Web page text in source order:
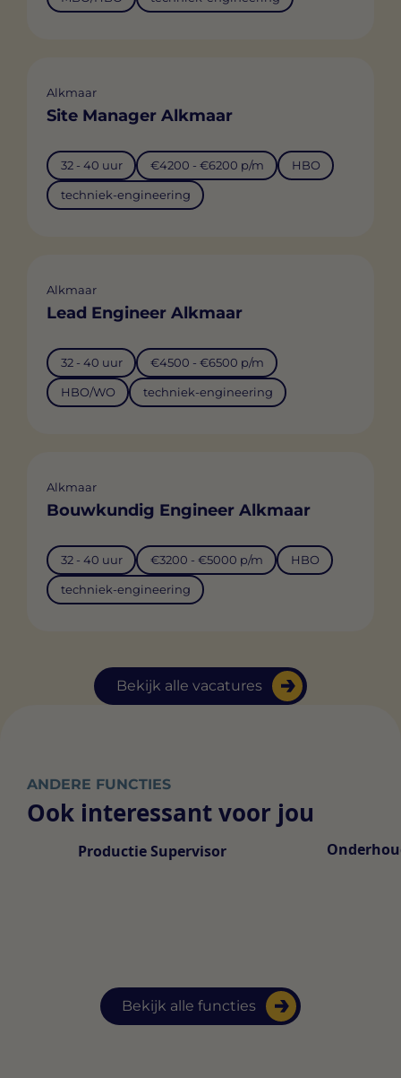
Bekijk alle vacatures
Alkmaar
Site Manager Alkmaar
32 - 40 uur €4200 - €6200 p/m HBO
techniek-engineering
Alkmaar
Lead Engineer Alkmaar
32 - 40 uur €4500 - €6500 p/m
HBO/WO techniek-engineering
Alkmaar
Bouwkundig Engineer Alkmaar
32 - 40 uur €3200 - €5000 p/m HBO
techniek-engineering
ANDERE FUNCTIES
Ook interessant voor jou
Bekijk alle functies
Productie Supervisor